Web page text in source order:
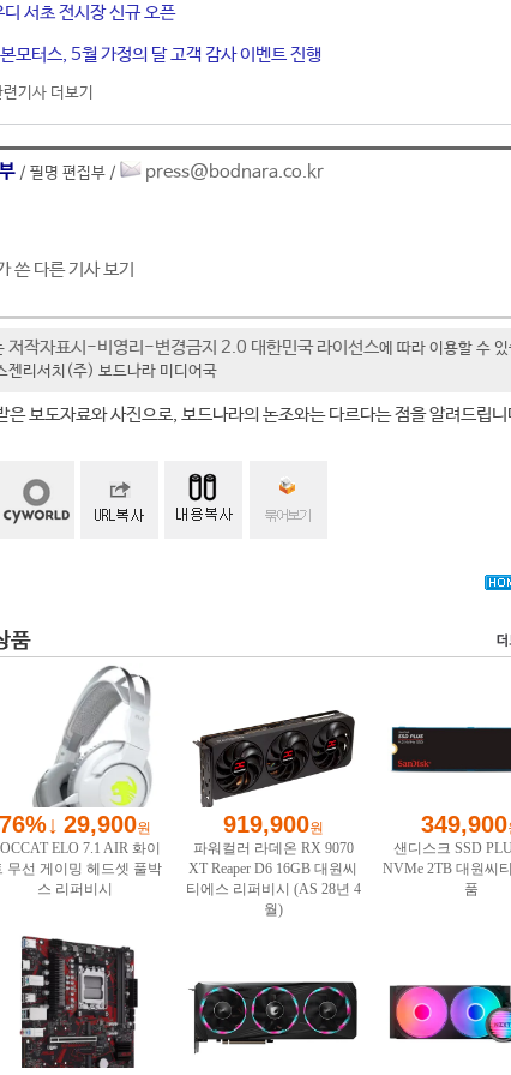
서초 전시장 신규 오픈
모터스, 5월 가정의 달 고객 감사 이벤트 진행
기사 더보기
/ 필명 편집부 / press@bodnara.co.kr
쓴 다른 기사 보기
저작자표시-비영리-변경금지 2.0 대한민국 라이선스에 따라 이용할 수
리서치(주) 보드나라 미디어국
은 보도자료와 사진으로, 보드나라의 논조와는 다르다는 점을 알려드립니